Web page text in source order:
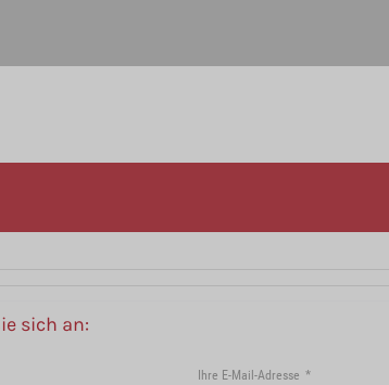
sich an:
Ihre E-Mail-Adresse *